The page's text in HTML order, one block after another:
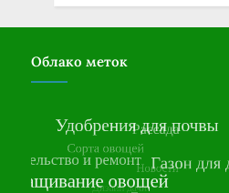
Облако меток